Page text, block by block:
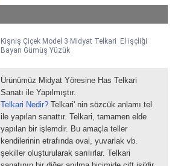
Kişniş Çiçek Model 3 Midyat Telkari El işçliği
Bayan Gümüş Yüzük
Ürünümüz Midyat Yöresine Has Telkari
Sanatı ile Yapılmıştır.
Telkari Nedir? Telkari' nin sözcük anlamı tel
ile yapılan sanattır. Telkari, tamamen elde
yapılan bir işlemdir. Bu amaçla teller
kendilerinin etrafında oval, yuvarlak vb.
şekiller oluşturularak sarılırlar. Telkari